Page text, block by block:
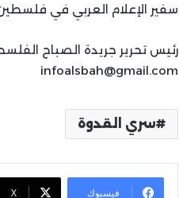
سفير الإعلام العربي في
رئيس تحرير جريدة الصباح
infoalsbah@gmail.com
سري القدوة
فيسبوك X